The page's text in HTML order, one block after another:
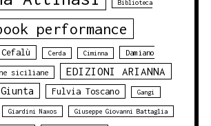
Biblioteca
performance
Cefalù Cerda Ciminna Damiano
siciliane EDIZIONI ARIANNA
Fulvia Toscano Gangi
Giardini Naxos Giuseppe Giovanni Battaglia